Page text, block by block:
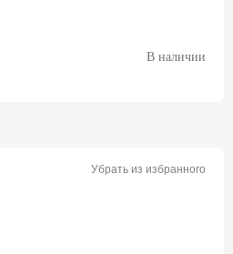
В наличии
Убрать из избранного